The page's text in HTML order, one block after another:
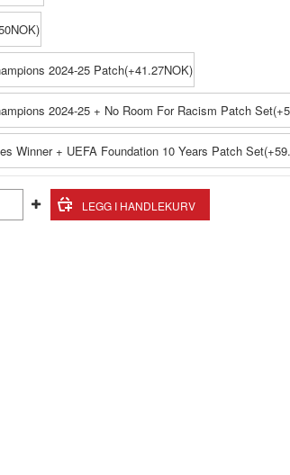
2024-25 Patch(+41.27NOK)
2024-25 + No Room For Racism Patch
Winner + UEFA Foundation 10 Years Patch